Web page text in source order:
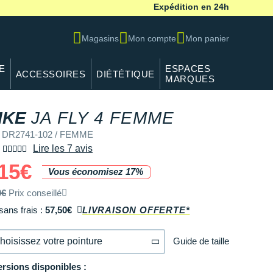
Expédition en 24h
Magasins Mon compte Mon panier
ACCESSOIRES DIÉTÉTIQUE
ESPACES
MARQUES
JA FLY 4 FEMME
DR2741-102 / FEMME
Lire les 7 avis
Vous économisez 17%
Prix conseillé
frais : 57,50€ LIVRAISON OFFERTE*
votre pointure
36 Modèles similaires en stock
Guide de taille
disponibles :